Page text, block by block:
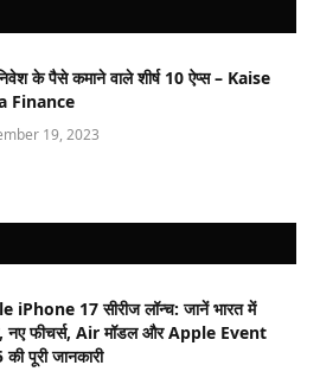
के पैसे कमाने वाले शीर्ष 10 ऐप्स – Kaise
Finance
19, 2023
iPhone 17 सीरीज लॉन्च: जानें भारत में
नए फीचर्स, Air मॉडल और Apple Event
पूरी जानकारी